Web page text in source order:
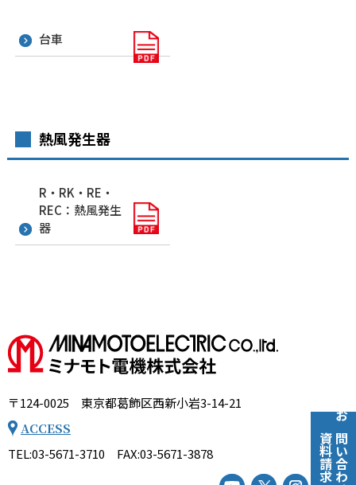
お問い合わせ
資料請求
台車
熱風発生器
R・RK・RE・
REC：熱風発生
器
〒124-0025 東京都葛飾区西新小岩3-14-21
ACCESS
TEL:03-5671-3710 FAX:03-5671-3878